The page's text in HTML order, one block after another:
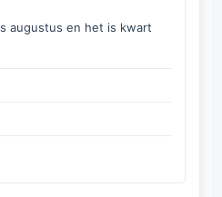
augustus en het is kwart